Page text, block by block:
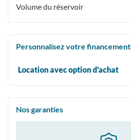
Volume du réservoir
Personnalisez votre financement
Location avec option d'achat
Nos garanties